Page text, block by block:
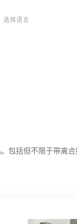
选择语言
包括但不限于带离